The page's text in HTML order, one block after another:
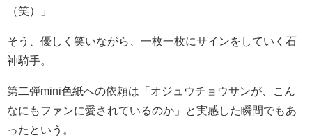
（笑）」
そう、優しく笑いながら、一枚一枚にサインをしていく石
神騎手。
第二弾mini色紙への依頼は「オジュウチョウサンが、こん
なにもファンに愛されているのか」と実感した瞬間でもあ
ったという。